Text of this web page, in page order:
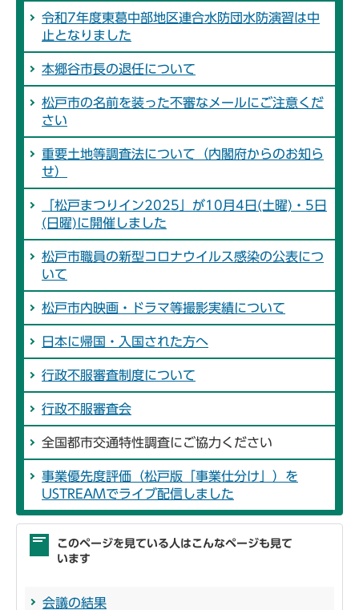
令和7年度東葛中部地区連合水防団水防演習は中
止となりました
本郷谷市長の退任について
松戸市の名前を装った不審なメールにご注意くだ
さい
重要土地等調査法について（内閣府からのお知ら
せ）
「松戸まつりイン2025」が10月4日(土曜)・5日
(日曜)に開催しました
松戸市職員の新型コロナウイルス感染の公表につ
いて
松戸市内映画・ドラマ等撮影実績について
日本に帰国・入国された方へ
行政不服審査制度について
行政不服審査会
全国都市交通特性調査にご協力ください
事業優先度評価（松戸版「事業仕分け」）を
USTREAMでライブ配信しました
このページを見ている人はこんなページも見て
います
会議の結果